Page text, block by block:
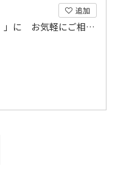
追加
お住まいの小さな「困った？」を「良かった！」に お気軽にご相談下さい！